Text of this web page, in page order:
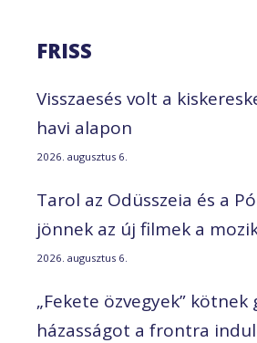
FRISS
Visszaesés volt a
havi alapon
2026. augusztus 6.
Tarol az Odüsszeia és a
jönnek az új filmek a
2026. augusztus 6.
„Fekete özvegyek” kötnek
házasságot a frontra